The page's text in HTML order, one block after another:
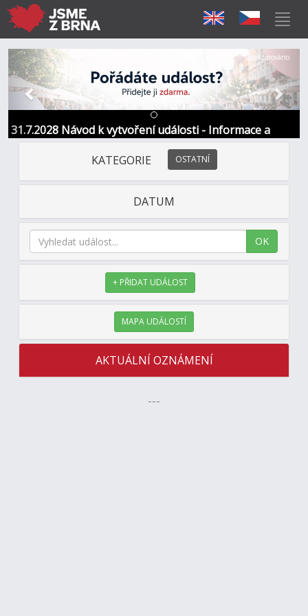
31.7.2028 Návod k vytvoření události - Informace a
kontakt
Předchozí Další
Sponzorováno
KATEGORIE OSTATNÍ
DATUM
OK
+ PŘIDAT UDÁLOST
MAPA UDÁLOSTÍ
AKTUÁLNÍ OZNÁMENÍ
---